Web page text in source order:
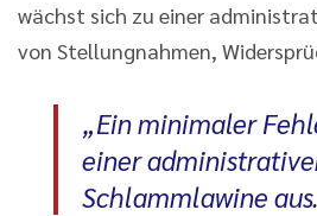
wächst sich zu einer
von Stellungnahmen,
„Ein minimaler
einer
Schlammlawine